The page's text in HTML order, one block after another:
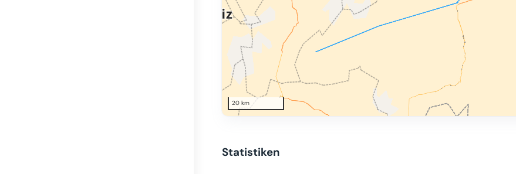
20 km
Statistiken